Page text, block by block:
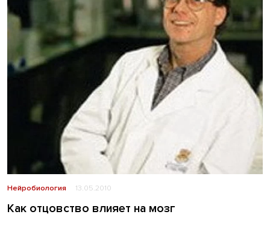
Нейробиология 13.05.2010
Как отцовство влияет на мозг